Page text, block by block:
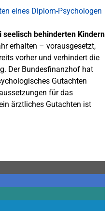
seelisch behinderten Kindern
erhalten – vorausgesetzt,
vorher und verhindert die
Der Bundesfinanzhof hat
Gutachten
für das
ärztliches Gutachten ist